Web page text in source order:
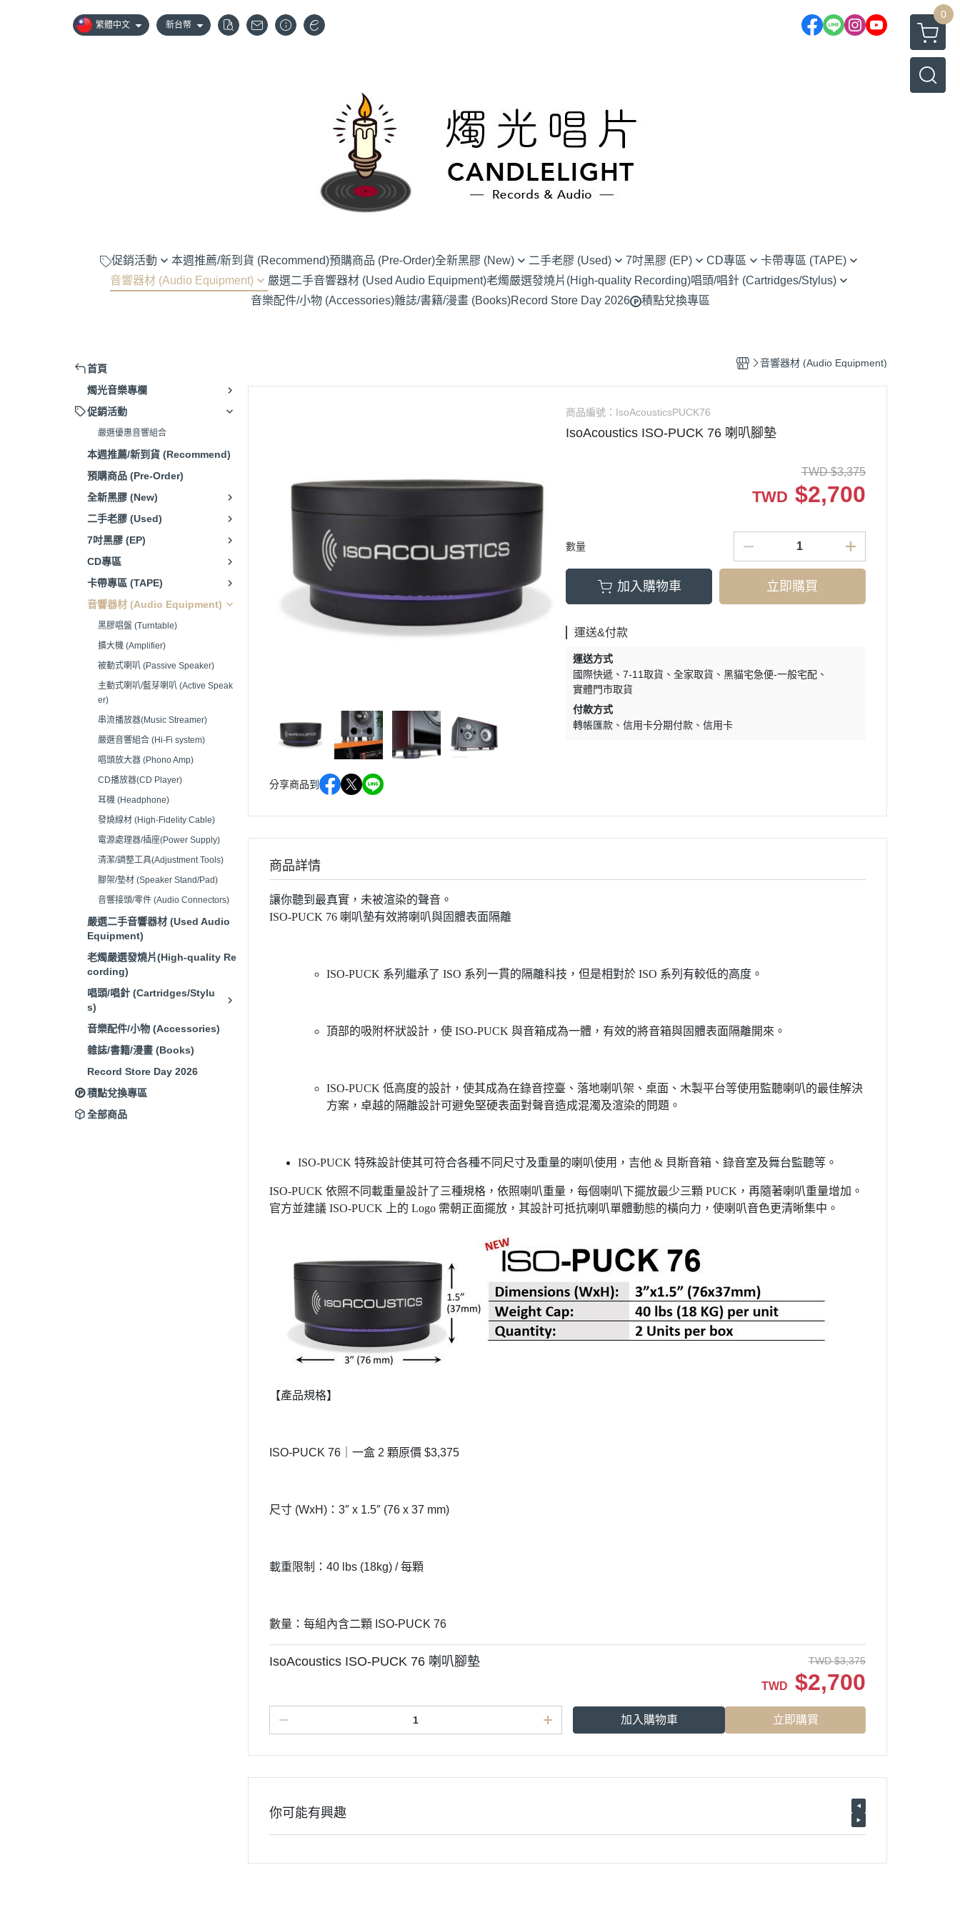
繁體中文 新台幣
0
促銷活動
嚴選優惠音響組合
本週推薦/新到貨 (Recommend)預購商品 (Pre-Order)全新黑膠 (New)
(NU) Classic Rock 經典搖滾
(NU) Hard Rock 硬搖滾
(NU) Jazz 爵士
(NU) Metal 金屬樂
(NU) O.S.T 原聲帶
(NU) Psychedelic Rock 迷幻搖
滾
(NU) R＆B 節奏藍調
二手老膠 (Used)
(SC) Blues 藍調
(SC) Classic Rock 經典搖滾
(SC) Country 鄉村
(SC) Funk, Soul 放克＆靈魂
(SC) Fusion 融合
(SC) Hard Rock 硬搖滾
(SC) Hip Hop 嘻哈
(SC) Jazz 爵士
(SC) O.S.T 原聲帶
(SC) Pop Rock 流行搖滾
(SC) Prog Rock 前衛搖滾
(SC) Psychedelic Rock 迷幻搖
7吋黑膠 (EP)
(EP) Funk, Soul 放克＆靈魂
(EP) Hip-Hop 嘻哈
(EP) 70s-80s J-Pop
CD專區
(CD) Electronic 電子樂
(CD) Funk, Soul 放克＆靈魂
(CD) J-Pop 日本流行
(CD) Jazz 爵士
卡帶專區 (TAPE)
音響器材 (Audio Equipment)
主動式喇叭/藍芽喇叭 (Active
嚴選音響組合 (Hi-Fi system)
唱頭放大器 (Phono Amp)
CD播放器(CD Player)
耳機 (Headphone)
發燒線材 (High-Fidelity Cable)
電源處理器/插座(Power Supply)
清潔/調整工具(Adjustment
Tools)
腳架/墊材 (Speaker Stand/Pad)
Connectors)
嚴選二手音響器材 (Used Audio Equipment)老燭嚴選發燒片(High-quality Recording)唱頭/唱針 (Cartridges/Stylus)
鐵三角 audio - technica
音樂配件/小物 (Accessories)雜誌/書籍/漫畫 (Books)Record Store Day 2026 積點兌換專區
首頁
燭光音樂專欄
促銷活動
嚴選優惠音響組合
本週推薦/新到貨 (Recommend)
預購商品 (Pre-Order)
全新黑膠 (New)
二手老膠 (Used)
7吋黑膠 (EP)
CD專區
卡帶專區 (TAPE)
音響器材 (Audio Equipment)
黑膠唱盤 (Turntable)
擴大機 (Amplifier)
被動式喇叭 (Passive Speaker)
主動式喇叭/藍芽喇叭 (Active Speak
er)
串流播放器(Music Streamer)
嚴選音響組合 (Hi-Fi system)
唱頭放大器 (Phono Amp)
CD播放器(CD Player)
耳機 (Headphone)
發燒線材 (High-Fidelity Cable)
電源處理器/插座(Power Supply)
清潔/調整工具(Adjustment Tools)
腳架/墊材 (Speaker Stand/Pad)
音響接頭/零件 (Audio Connectors)
嚴選二手音響器材 (Used Audio
Equipment)
老燭嚴選發燒片(High-quality Re
cording)
唱頭/唱針 (Cartridges/Stylu
s)
音樂配件/小物 (Accessories)
雜誌/書籍/漫畫 (Books)
Record Store Day 2026
積點兌換專區
全部商品
音響器材 (Audio Equipment)
分享商品到
商品編號： IsoAcousticsPUCK76
IsoAcoustics ISO-PUCK 76 喇叭腳墊
TWD $3,375
TWD $2,700
數量
加入購物車 立即購買
運送&付款
運送方式
國際快遞
7-11取貨 全家取貨
黑貓宅急便-一般宅配
實體門市取貨
付款方式
轉帳匯款
信用卡分期付款 信用卡
商品詳情
讓你聽到最真實，未被渲染的聲音。
ISO-PUCK 76 喇叭墊有效將喇叭與固體表面隔離
ISO-PUCK 系列繼承了 ISO 系列一貫的隔離科技，但是相對於 ISO 系列有較低的高度。
頂部的吸附杯狀設計，使 ISO-PUCK 與音箱成為一體，有效的將音箱與固體表面隔離開來。
ISO-PUCK 低高度的設計，使其成為在錄音控臺、落地喇叭架、桌面、木製平台等使用監聽喇叭的最佳解決
方案，卓越的隔離設計可避免堅硬表面對聲音造成混濁及渲染的問題。
ISO-PUCK 特殊設計使其可符合各種不同尺寸及重量的喇叭使用，吉他 & 貝斯音箱、錄音室及舞台監聽等。
ISO-PUCK 依照不同載重量設計了三種規格，依照喇叭重量，每個喇叭下擺放最少三顆 PUCK，再隨著喇叭重量增加。
官方並建議 ISO-PUCK 上的 Logo 需朝正面擺放，其設計可抵抗喇叭單體動態的橫向力，使喇叭音色更清晰集中。
【產品規格】
ISO-PUCK 76｜一盒 2 顆原價 $3,375
尺寸 (WxH)：3″ x 1.5″ (76 x 37 mm)
載重限制：40 lbs (18kg) / 每顆
數量：每組內含二顆 ISO-PUCK 76
IsoAcoustics ISO-PUCK 76 喇叭腳墊 TWD $3,375
TWD $2,700
加入購物車 立即購買
你可能有興趣